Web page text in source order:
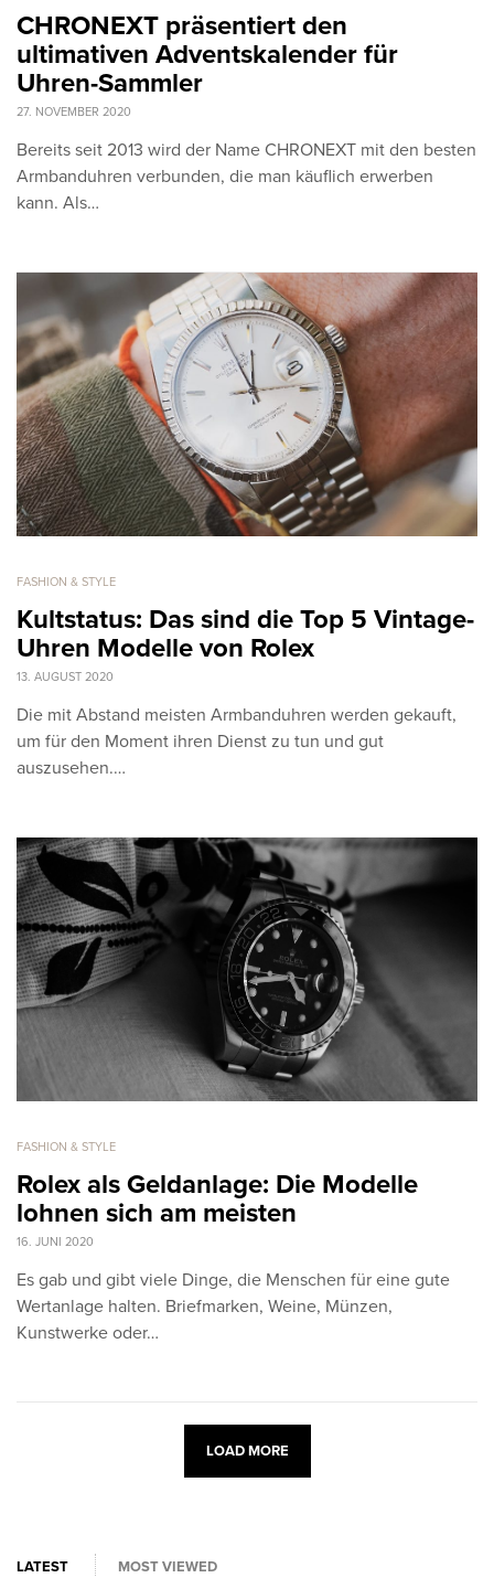
CHRONEXT präsentiert den
ultimativen Adventskalender für
Uhren-Sammler
27. NOVEMBER 2020
Bereits seit 2013 wird der Name CHRONEXT mit den besten
Armbanduhren verbunden, die man käuflich erwerben
kann. Als…
FASHION & STYLE
Kultstatus: Das sind die Top 5 Vintage-
Uhren Modelle von Rolex
13. AUGUST 2020
Die mit Abstand meisten Armbanduhren werden gekauft,
um für den Moment ihren Dienst zu tun und gut
auszusehen.…
FASHION & STYLE
Rolex als Geldanlage: Die Modelle
lohnen sich am meisten
16. JUNI 2020
Es gab und gibt viele Dinge, die Menschen für eine gute
Wertanlage halten. Briefmarken, Weine, Münzen,
Kunstwerke oder…
LOAD MORE
LATEST MOST VIEWED